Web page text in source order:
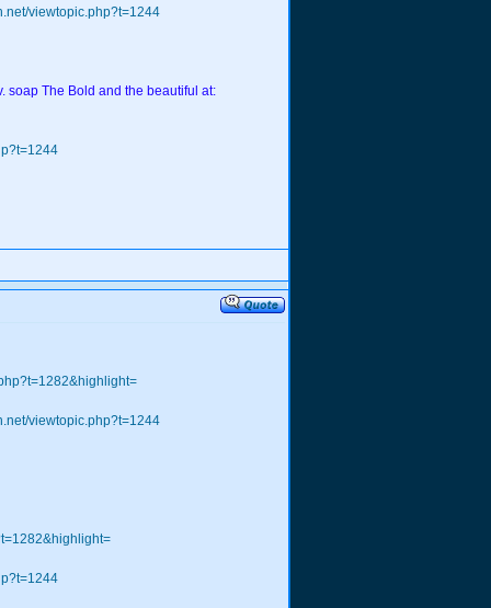
viewtopic.php?t=1244
soap The Bold and the beautiful at:
viewtopic.php?t=1244